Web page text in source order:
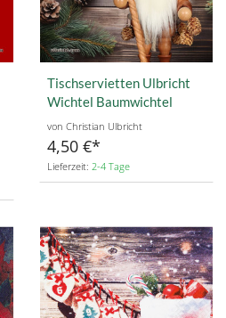
Tischservietten Ulbricht
Wichtel Baumwichtel
von Christian Ulbricht
4,50 €
Lieferzeit: 2-4 Tage